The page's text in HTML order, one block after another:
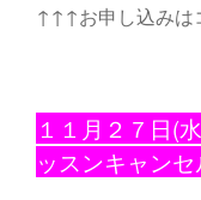
↑↑↑お申し込み
１１月２７日(
ッスンキャン